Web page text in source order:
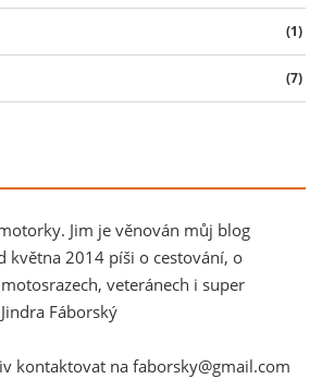
(1)
(7)
Jim je věnován můj blog
května 2014 píši o cestování, o
veteránech i super
Fáborský
kontaktovat na faborsky@gmail.com